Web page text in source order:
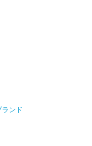
ンド